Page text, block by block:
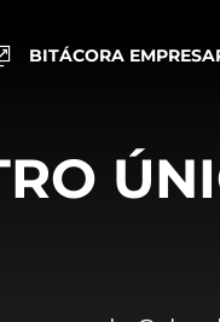
BITÁCORA